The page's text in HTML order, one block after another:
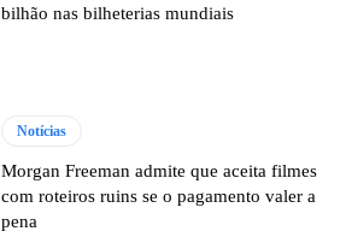
bilhão nas bilheterias mundiais
Notícias
Morgan Freeman admite que aceita filmes
com roteiros ruins se o pagamento valer a
pena